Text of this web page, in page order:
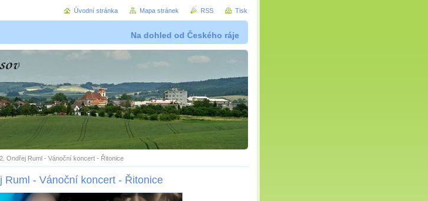
Na dohled od Českého ráje
Ondřej Ruml - Vánoční koncert - Řitonice
Ruml - Vánoční koncert - Řitonice
Úvodní stránka Mapa stránek RSS Tisk